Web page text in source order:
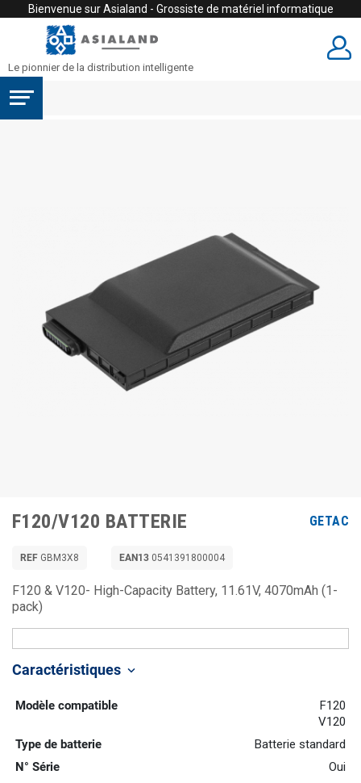
Bienvenue sur Asialand - Grossiste de matériel informatique
Le pionnier de la distribution intelligente
F120/V120 BATTERIE GETAC
REF GBM3X8 EAN13 0541391800004
F120 & V120- High-Capacity Battery, 11.61V, 4070mAh (1-
pack)
Caractéristiques keyboard_arrow_down
Modèle compatible
F120
V120
Type de batterie
Batterie standard
N° Série
Oui